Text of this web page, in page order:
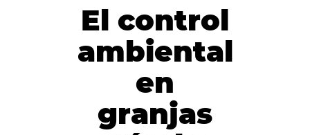
El control
ambiental
en
granjas